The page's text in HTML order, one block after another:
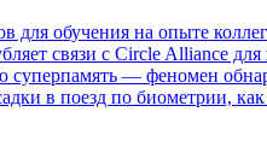
обучения на опыте
связи с Circle Alliance
суперпамять — феномен
в поезд по биометрии,